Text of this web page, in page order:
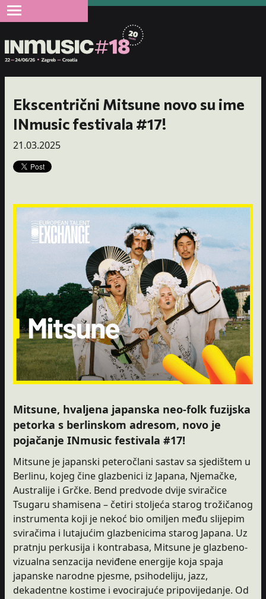
Ekscentrični Mitsune novo su ime
INmusic festivala #17!
21.03.2025
Mitsune, hvaljena japanska neo-folk fuzijska
petorka s berlinskom adresom, novo je
pojačanje INmusic festivala #17!
Mitsune je japanski peteročlani sastav sa sjedištem u
Berlinu, kojeg čine glazbenici iz Japana, Njemačke,
Australije i Grčke. Bend predvode dvije sviračice
Tsugaru shamisena – četiri stoljeća starog trožičanog
instrumenta koji je nekoć bio omiljen među slijepim
sviračima i lutajućim glazbenicima starog Japana. Uz
pratnju perkusija i kontrabasa, Mitsune je glazbeno-
vizualna senzacija neviđene energije koja spaja
japanske narodne pjesme, psihodeliju, jazz,
dekadentne kostime i evocirajuće pripovijedanje. Od